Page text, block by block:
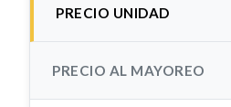
PRECIO UNIDAD
PRECIO AL MAYOREO